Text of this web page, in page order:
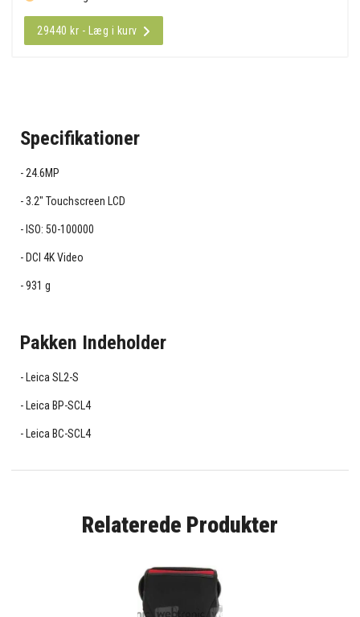
29440 kr - Læg i kurv
Specifikationer
24.6MP
3.2" Touchscreen LCD
ISO: 50-100000
DCI 4K Video
931 g
Pakken Indeholder
Leica SL2-S
Leica BP-SCL4
Leica BC-SCL4
Relaterede Produkter